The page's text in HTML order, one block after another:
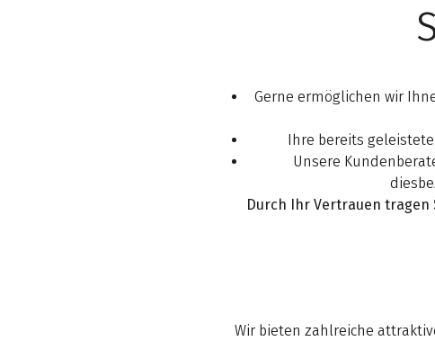
Gerne ermöglichen wir
Ihre bereits
Unsere
Durch Ihr Vertrauen
Wir bieten zahlreiche